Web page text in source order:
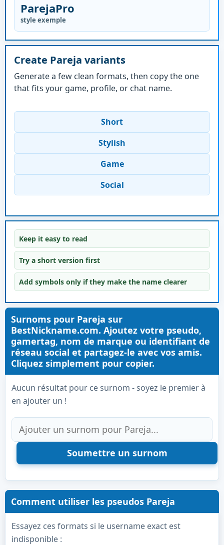
ParejaPro
style exemple
Create Pareja variants
Generate a few clean formats, then copy the one
that fits your game, profile, or chat name.
Short
Stylish
Game
Social
Keep it easy to read
Try a short version first
Add symbols only if they make the name clearer
Surnoms pour Pareja sur
BestNickname.com. Ajoutez votre pseudo,
gamertag, nom de marque ou identifiant de
réseau social et partagez-le avec vos amis.
Cliquez simplement pour copier.
Aucun résultat pour ce surnom - soyez le premier à
en ajouter un !
Comment utiliser les pseudos Pareja
Essayez ces formats si le username exact est
indisponible :